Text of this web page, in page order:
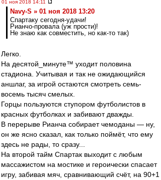
01 ноя 2018 14:11
Navy-S » 01 ноя 2018 13:20
Спартаку сегодня-удачи!
Рианчо-провала (уж прости)!
Не знаю как совместить, но как-то так)
Легко.
На десятой_минуте™ уходит половина
стадиона. Учитывая и так не ожидающийся
аншлаг, за игрой остаются смотреть семь-
восемь тысяч смелых.
Горцы пользуются ступором футболистов в
красных футболках и забивают дважды.
В перерыве Рианча собирает чемоданы — ну,
он же ясно сказал, как только поймёт, что ему
здесь не рады, то сразу...
На второй тайм Спартак выходит с любым
массажистом на мостике и героически спасает
игру, забивая мяч, сравнивающий счёт, на 90+1